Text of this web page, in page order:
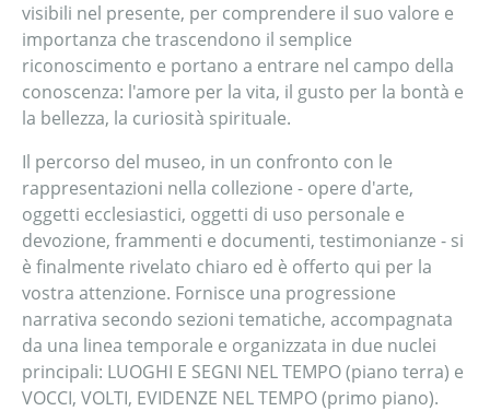
visibili nel presente, per comprendere il suo valore e
importanza che trascendono il semplice
riconoscimento e portano a entrare nel campo della
conoscenza: l'amore per la vita, il gusto per la bontà e
la bellezza, la curiosità spirituale.
Il percorso del museo, in un confronto con le
rappresentazioni nella collezione - opere d'arte,
oggetti ecclesiastici, oggetti di uso personale e
devozione, frammenti e documenti, testimonianze - si
è finalmente rivelato chiaro ed è offerto qui per la
vostra attenzione. Fornisce una progressione
narrativa secondo sezioni tematiche, accompagnata
da una linea temporale e organizzata in due nuclei
principali: LUOGHI E SEGNI NEL TEMPO (piano terra) e
VOCCI, VOLTI, EVIDENZE NEL TEMPO (primo piano).